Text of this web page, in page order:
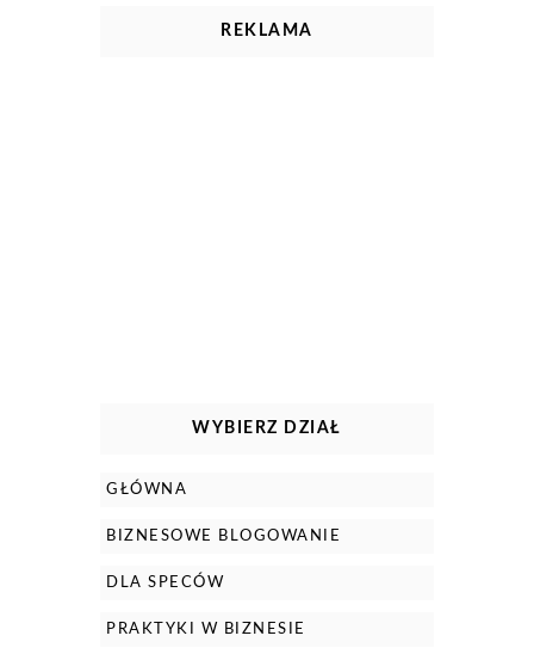
REKLAMA
WYBIERZ DZIAŁ
GŁÓWNA
BIZNESOWE BLOGOWANIE
DLA SPECÓW
PRAKTYKI W BIZNESIE